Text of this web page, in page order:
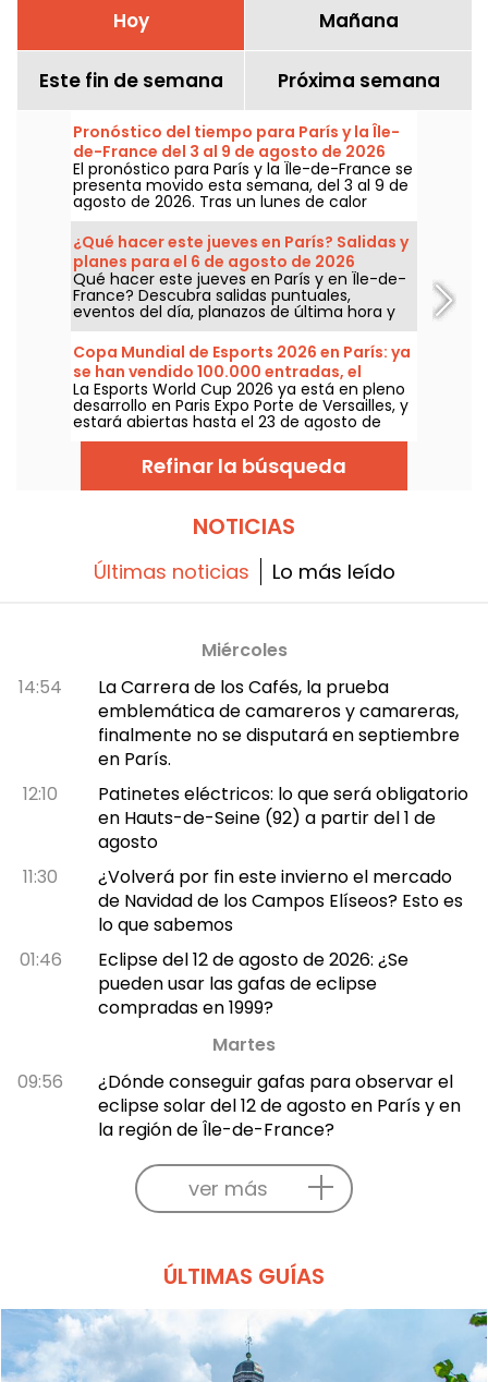
Hoy Mañana
Este fin de semana Próxima semana
Pronóstico del tiempo para París y la Île-
de-France del 3 al 9 de agosto de 2026
El pronóstico para París y la Île-de-France se
presenta movido esta semana, del 3 al 9 de
agosto de 2026. Tras un lunes de calor
extremo con riesgo de tormentas, las
temperaturas irán descendiendo
gradualmente antes de regresar a un
tiempo más cálido y soleado para el fin de
semana.
¿Qué hacer este jueves en París? Salidas y
planes para el 6 de agosto de 2026
Qué hacer este jueves en París y en Île-de-
France? Descubra salidas puntuales,
eventos del día, planazos de última hora y
ideas que no debe perderse este jueves 6
de agosto de 2026.
Copa Mundial de Esports 2026 en París: ya
se han vendido 100.000 entradas, el
programa
La Esports World Cup 2026 ya está en pleno
desarrollo en Paris Expo Porte de Versailles, y
estará abiertas hasta el 23 de agosto de
2026. En la rueda de prensa de este
miércoles 8 de julio, los organizadores
informaron que ya se han vendido 100 000
entradas para esta primera edición fuera de
que nos espera en las próximas semanas.
Refinar la búsqueda
NOTICIAS
Últimas noticias Lo más leído
Miércoles
14:54
La Carrera de los Cafés, la prueba
emblemática de camareros y camareras,
finalmente no se disputará en septiembre
en París.
12:10
Patinetes eléctricos: lo que será obligatorio
en Hauts-de-Seine (92) a partir del 1 de
agosto
11:30
¿Volverá por fin este invierno el mercado
de Navidad de los Campos Elíseos? Esto es
lo que sabemos
01:46
Eclipse del 12 de agosto de 2026: ¿Se
pueden usar las gafas de eclipse
compradas en 1999?
Martes
09:56
¿Dónde conseguir gafas para observar el
eclipse solar del 12 de agosto en París y en
la región de Île-de-France?
ver más
ÚLTIMAS GUÍAS